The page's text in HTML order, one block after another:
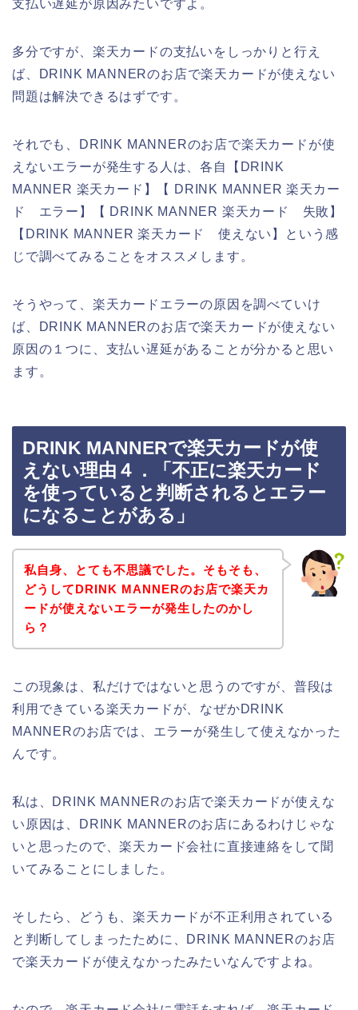
支払い遅延が原因みたいですよ。
多分ですが、楽天カードの支払いをしっかりと行え
ば、DRINK MANNERのお店で楽天カードが使えない
問題は解決できるはずです。
それでも、DRINK MANNERのお店で楽天カードが使
えないエラーが発生する人は、各自【DRINK
MANNER 楽天カード】【 DRINK MANNER 楽天カー
ド エラー】【 DRINK MANNER 楽天カード 失敗】
【DRINK MANNER 楽天カード 使えない】という感
じで調べてみることをオススメします。
そうやって、楽天カードエラーの原因を調べていけ
ば、DRINK MANNERのお店で楽天カードが使えない
原因の１つに、支払い遅延があることが分かると思い
ます。
DRINK MANNERで楽天カードが使
えない理由４．「不正に楽天カード
を使っていると判断されるとエラー
になることがある」
私自身、とても不思議でした。そもそも、
どうしてDRINK MANNERのお店で楽天カ
ードが使えないエラーが発生したのかし
ら？
この現象は、私だけではないと思うのですが、普段は
利用できている楽天カードが、なぜかDRINK
MANNERのお店では、エラーが発生して使えなかった
んです。
私は、DRINK MANNERのお店で楽天カードが使えな
い原因は、DRINK MANNERのお店にあるわけじゃな
いと思ったので、楽天カード会社に直接連絡をして聞
いてみることにしました。
そしたら、どうも、楽天カードが不正利用されている
と判断してしまったために、DRINK MANNERのお店
で楽天カードが使えなかったみたいなんですよね。